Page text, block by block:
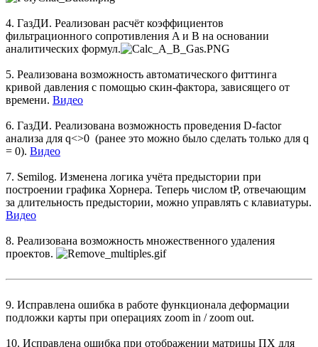
4. ГазДИ. Реализован расчёт коэффициентов
фильтрационного сопротивления A и B на основании
аналитических формул.
5. Реализована возможность автоматического фиттинга
кривой давления с помощью скин-фактора, зависящего от
времени. Видео
6. ГазДИ. Реализована возможность проведения D-factor
анализа для q<>0 (ранее это можно было сделать только для q
= 0). Видео
7. Semilog. Изменена логика учёта предыстории при
построении графика Хорнера. Теперь числом tP, отвечающим
за длительность предыстории, можно управлять с клавиатуры.
Видео
8. Реализована возможность множественного удаления
проектов.
9. Исправлена ошибка в работе функционала деформации
подложки карты при операциях zoom in / zoom out.
10. Исправлена ошибка при отображении матрицы ПХ для